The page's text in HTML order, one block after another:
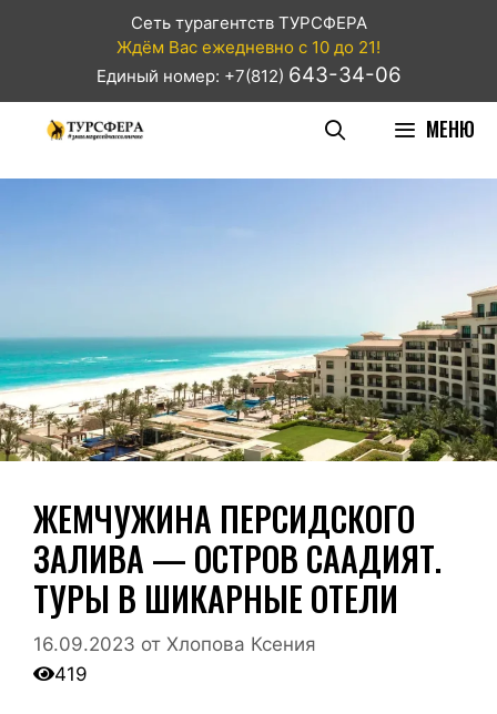
Сеть турагентств ТУРСФЕРА
Ждём Вас ежедневно с 10 до 21!
Единый номер: +7(812) 643-34-06
МЕНЮ
ЖЕМЧУЖИНА ПЕРСИДСКОГО
ЗАЛИВА — ОСТРОВ СААДИЯТ.
ТУРЫ В ШИКАРНЫЕ ОТЕЛИ
16.09.2023 от Хлопова Ксения
419